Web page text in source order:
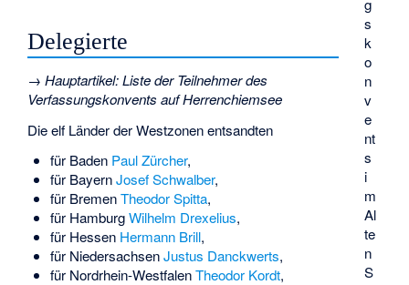
g
s
k
o
n
v
e
nt
s
i
m
Al
te
n
S
Delegierte
→Hauptartikel:Liste der Teilnehmer des
Verfassungskonvents auf Herrenchiemsee
Die elf Länder der Westzonen entsandten
für Baden Paul Zürcher,
für BayernJosef Schwalber,
für BremenTheodor Spitta,
für HamburgWilhelm Drexelius,
für Hessen Hermann Brill,
für NiedersachsenJustus Danckwerts,
für Nordrhein-WestfalenTheodor Kordt,